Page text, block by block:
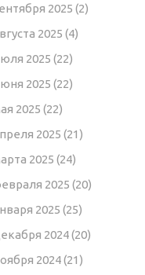
2025 (2)
2025 (4)
2025 (22)
2025 (22)
2025 (22)
2025 (21)
2025 (24)
2025 (20)
2025 (25)
2024(20)
2024(21)